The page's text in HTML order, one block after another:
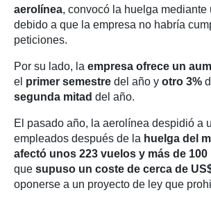
aerolínea, convocó la huelga mediante
debido a que la empresa no habría
peticiones.
Por su lado, la empresa ofrece un
el primer semestre del año y otro 3%
segunda mitad del año.
El pasado año, la aerolínea despidió a
empleados después de la huelga del
afectó unos 223 vuelos y más de
que supuso un coste de cerca de
oponerse a un proyecto de ley que